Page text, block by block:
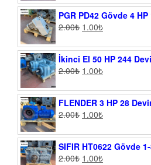
PGR PD42 Gövde 4
2.00₺ 1.00₺
İkinci El 50 HP 244
2.00₺ 1.00₺
FLENDER 3 HP 28
2.00₺ 1.00₺
SIFIR HT0622 Gövde
2.00₺ 1.00₺